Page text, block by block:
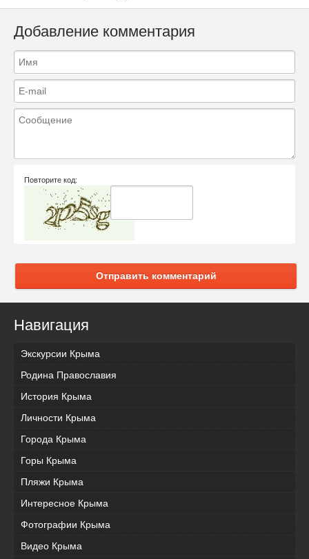
Добавление комментария
Повторите код:
Отправить комментарий
Навигация
Экскурсии Крыма
Родина Православия
История Крыма
Личности Крыма
Города Крыма
Горы Крыма
Пляжи Крыма
Интересное Крыма
Фотографии Крыма
Видео Крыма